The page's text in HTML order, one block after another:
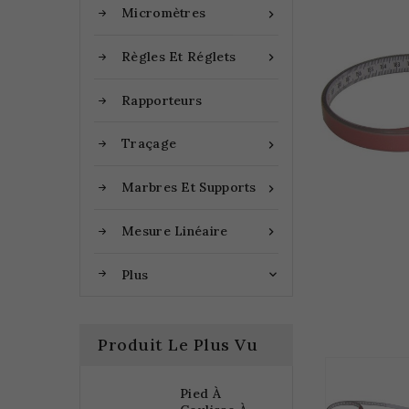

Micromètres

Règles Et Réglets
Rapporteurs

Traçage

Marbres Et Supports

Mesure Linéaire
Plus 
Produit Le Plus Vu
Pied À